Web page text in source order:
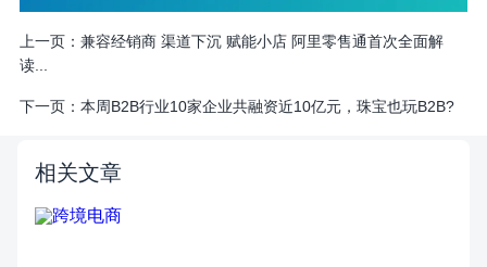
上一页： 兼容经销商 渠道下沉 赋能小店 阿里零售通首次全面解
读...
下一页： 本周B2B行业10家企业共融资近10亿元，珠宝也玩B2B?
相关文章